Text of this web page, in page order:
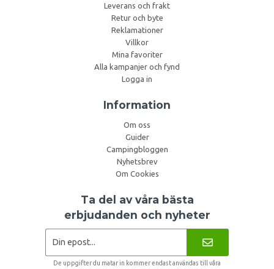
Leverans och frakt
Retur och byte
Reklamationer
Villkor
Mina favoriter
Alla kampanjer och fynd
Logga in
Information
Om oss
Guider
Campingbloggen
Nyhetsbrev
Om Cookies
Ta del av våra bästa
erbjudanden och nyheter
De uppgifter du matar in kommer endast användas till våra